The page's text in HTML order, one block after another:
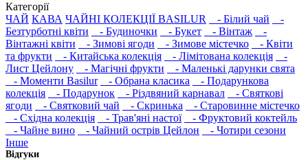
Категорії
ЧАЙ КАВА ЧАЙНІ КОЛЕКЦІЇ BASILUR - Білий чай
-
Безтурботні квіти
- Будиночки - Букет - Вінтаж
-
Вінтажні квіти
- Зимові ягоди - Зимове містечко
- Квіти
та фрукти
- Китайська колекція - Лімітована колекція
-
Лист Цейлону
- Магічні фрукти
- Маленькі дарунки свята
- Моменти Basilur
- Обрана класика
- Подарункова
колекція
- Подарунок - Різдвяний карнавал
- Святкові
ягоди
- Святковий чай - Скринька
- Старовинне містечко
- Східна колекція
- Трав'яні настої
- Фруктовий коктейль
- Чайне вино
- Чайний острів Цейлон
- Чотири сезони
Інше
Відгуки